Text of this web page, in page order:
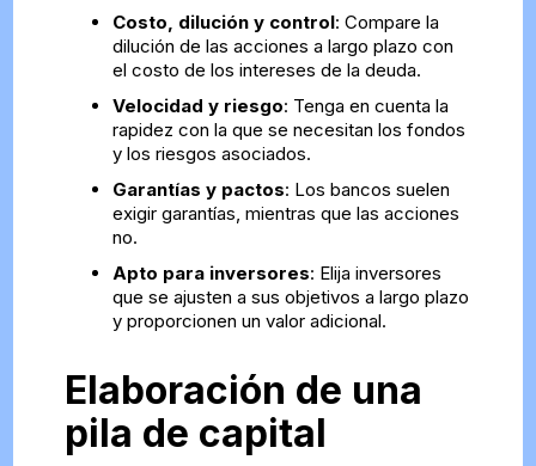
Costo, dilución y control: Compare la
dilución de las acciones a largo plazo con
el costo de los intereses de la deuda.
Velocidad y riesgo: Tenga en cuenta la
rapidez con la que se necesitan los fondos
y los riesgos asociados.
Garantías y pactos: Los bancos suelen
exigir garantías, mientras que las acciones
no.
Apto para inversores: Elija inversores
que se ajusten a sus objetivos a largo plazo
y proporcionen un valor adicional.
Elaboración de una
pila de capital